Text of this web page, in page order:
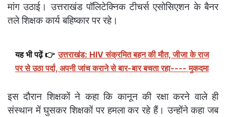
मांग उठाई। उत्तराखंड पॉलिटेक्निक टीचर्स एसोसिएशन के बैनर
तले शिक्षक कार्य बहिष्कार पर रहे।
यह भी पढ़ें 👉 उत्तराखंड: HIV संक्रमित बहन की मौत, जीजा के राज
पर से उठा पर्दा, अपनी जांच कराने से बार-बार बचता रहा---- मुकदमा
इस दौरान शिक्षकों ने कहा कि कानून की रक्षा करने वाले ही
संस्थान में घुसकर शिक्षकों पर हमला कर रहे हैं। उन्होंने कहा जब